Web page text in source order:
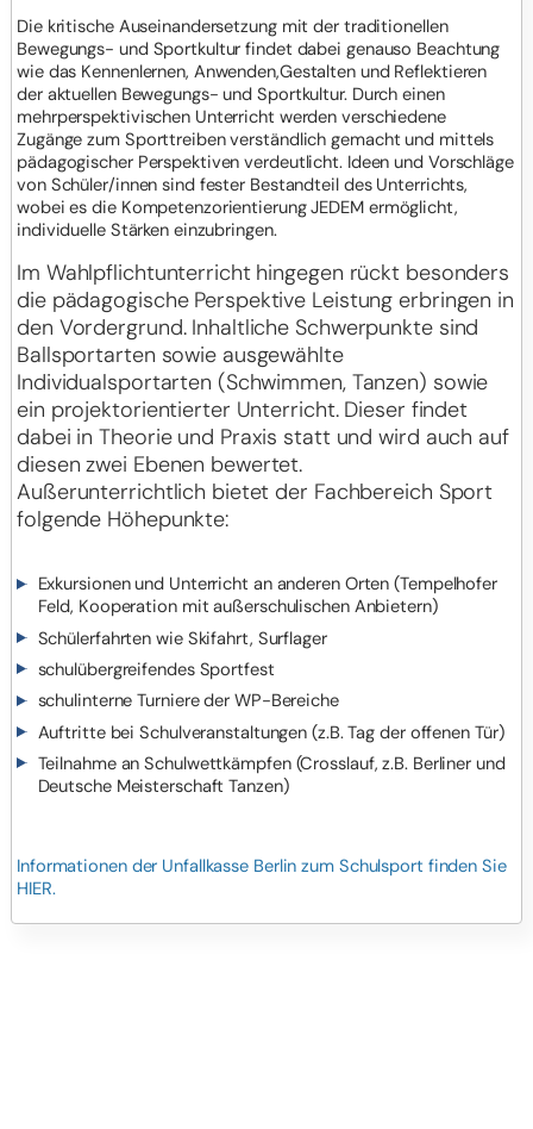
Die kritische Auseinandersetzung mit der traditionellen
Bewegungs- und Sportkultur findet dabei genauso Beachtung
wie das Kennenlernen, Anwenden,Gestalten und Reflektieren
der aktuellen Bewegungs- und Sportkultur. Durch einen
mehrperspektivischen Unterricht werden verschiedene
Zugänge zum Sporttreiben verständlich gemacht und mittels
pädagogischer Perspektiven verdeutlicht. Ideen und Vorschläge
von Schüler/innen sind fester Bestandteil des Unterrichts,
wobei es die Kompetenzorientierung JEDEM ermöglicht,
individuelle Stärken einzubringen.
Im Wahlpflichtunterricht hingegen rückt besonders
die pädagogische Perspektive Leistung erbringen in
den Vordergrund. Inhaltliche Schwerpunkte sind
Ballsportarten sowie ausgewählte
Individualsportarten (Schwimmen, Tanzen) sowie
ein projektorientierter Unterricht. Dieser findet
dabei in Theorie und Praxis statt und wird auch auf
diesen zwei Ebenen bewertet.
Außerunterrichtlich bietet der Fachbereich Sport
folgende Höhepunkte:
Exkursionen und Unterricht an anderen Orten (Tempelhofer
Feld, Kooperation mit außerschulischen Anbietern)
Schülerfahrten wie Skifahrt, Surflager
schulübergreifendes Sportfest
schulinterne Turniere der WP-Bereiche
Auftritte bei Schulveranstaltungen (z.B. Tag der offenen Tür)
Teilnahme an Schulwettkämpfen (Crosslauf, z.B. Berliner und
Deutsche Meisterschaft Tanzen)
Informationen der Unfallkasse Berlin zum Schulsport finden Sie
HIER.